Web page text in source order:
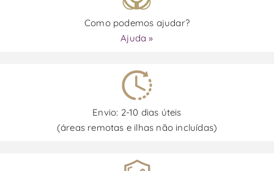
Como podemos ajudar?
Ajuda »
Envio: 2-10 dias úteis
(áreas remotas e ilhas não incluídas)